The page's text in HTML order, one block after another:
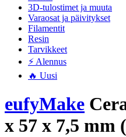
3D-tulostimet ja muuta
Varaosat ja päivitykset
Filamentit
Resin
Tarvikkeet
⚡ Alennus
🔥 Uusi
eufyMake
x 57 x 7,5 mm